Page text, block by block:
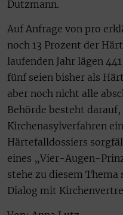
Dutzmann.
Auf Anfrage von pro
noch 13 Prozent der
laufenden Jahr lägen
fünf seien bisher als
aber noch nicht alle
Behörde besteht darauf,
Kirchenasylverfahren
Härtefalldossiers
eines „Vier-Augen-
stehe zu diesem
Dialog mit